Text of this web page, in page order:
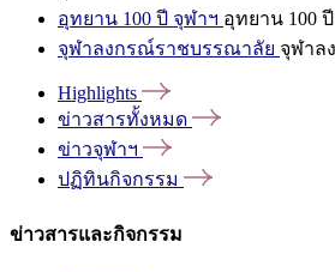
อุทยาน 100 ปี จุฬาฯ อุทยาน 100
จุฬาลงกรณ์ราชบรรณาลัย จุฬาล
Highlights
ข่าวสารทั้งหมด
ข่าวจุฬาฯ
ปฏิทินกิจกรรม
ข่าวสารและกิจกรรม